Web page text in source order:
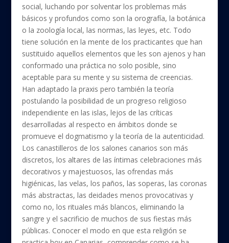
social, luchando por solventar los problemas más
básicos y profundos como son la orografía, la botánica
o la zoología local, las normas, las leyes, etc. Todo
tiene solución en la mente de los practicantes que han
sustituido aquellos elementos que les son ajenos y han
conformado una práctica no solo posible, sino
aceptable para su mente y su sistema de creencias.
Han adaptado la praxis pero también la teoría
postulando la posibilidad de un progreso religioso
independiente en las islas, lejos de las críticas
desarrolladas al respecto en ámbitos donde se
promueve el dogmatismo y la teoría de la autenticidad.
Los canastilleros de los salones canarios son más
discretos, los altares de las íntimas celebraciones más
decorativos y majestuosos, las ofrendas más
higiénicas, las velas, los paños, las soperas, las coronas
más abstractas, las deidades menos provocativas y
como no, los rituales más blancos, eliminando la
sangre y el sacrificio de muchos de sus fiestas más
públicas. Conocer el modo en que esta religión se